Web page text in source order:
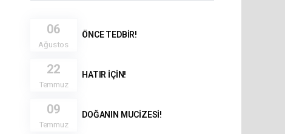
06
Ağustos
ÖNCE TEDBİR!
22
Temmuz
HATIR İÇİN!
09
Temmuz
DOĞANIN MUCİZESİ!